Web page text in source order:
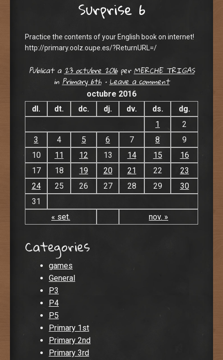
Surprise 6
Practice the contents of your English book on internet!
http://primary.oolz.oupe.es/?ReturnURL=/
Publicat a23 octubre 2016perMERCHE TRIGAS
inPrimary 6th •Leave a comment
octubre 2016
dl.
dt. dc. dj. dv. ds. dg.
« set. nov. »
1
2
3
4 5 6 7 8
9
10
11 12 13 14 15
16
17
18 19 20 21 22
23
24
25 26 27 28 29
30
31
Categories
games
General
P3
P4
P5
Primary 1st
Primary 2nd
Primary 3rd